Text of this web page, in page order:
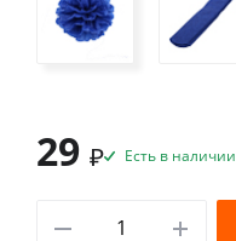
29 ₽ Есть в наличии